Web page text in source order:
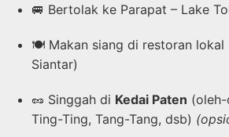
🚐 Bertolak ke Parapat – Lake
🍽️ Makan siang di restoran lokal
Siantar)
🥜 Singgah di Kedai Paten
Ting-Ting, Tang-Tang, dsb)